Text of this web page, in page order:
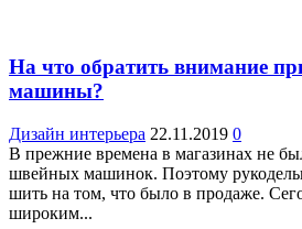
На что обратить внимание
машины?
Дизайн интерьера 22.11.2019 0
В прежние времена в магазинах не
швейных машинок. Поэтому
шить на том, что было в продаже.
широким...